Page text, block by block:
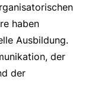
haben
Ausbildung.
der
der